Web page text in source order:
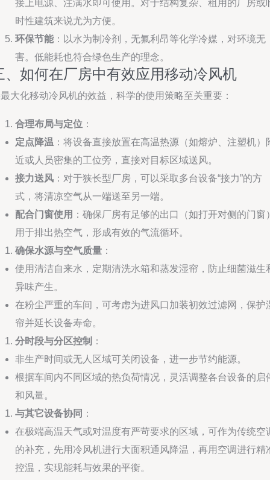
接上电源、注满水即可使用。对于结构复杂、租用的厂房或
时性建筑来说尤为方便。
环保节能：以水为制冷剂，无氟利昂等化学冷媒，对环境无
害。低能耗也符合绿色生产的理念。
、如何在厂房中有效应用移动冷风机
大化移动冷风机的效益，科学的使用策略至关重要：
合理布局与定位 ：
定点降温 ：将设备直接放置在高温热源（如熔炉、注塑机）
近或人员密集的工位旁，直接对目标区域送风。
接力送风 ：对于狭长型厂房，可以采取多台设备“接力”的方
式，将清凉空气从一端送至另一端。
配合门窗使用 ：确保厂房有足够的出口（如打开对侧的门窗
用于排出热空气，形成有效的气流循环。
确保水源与空气质量 ：
使用清洁自来水，定期清洗水箱和蒸发湿帘，防止细菌滋生
异味产生。
在粉尘严重的车间，可考虑为进风口加装初效过滤网，保护
帘并延长设备寿命。
分时段与分区控制 ：
非生产时间或无人区域可关闭设备，进一步节约能源。
根据车间内不同区域的热负荷情况，灵活调整各台设备的启
和风量。
与其它设备协同 ：
在极端高温天气或对温度有严苛要求的区域，可作为传统空
的补充，先用冷风机进行大面积通风降温，再用空调进行精
控温，实现能耗与效果的平衡。